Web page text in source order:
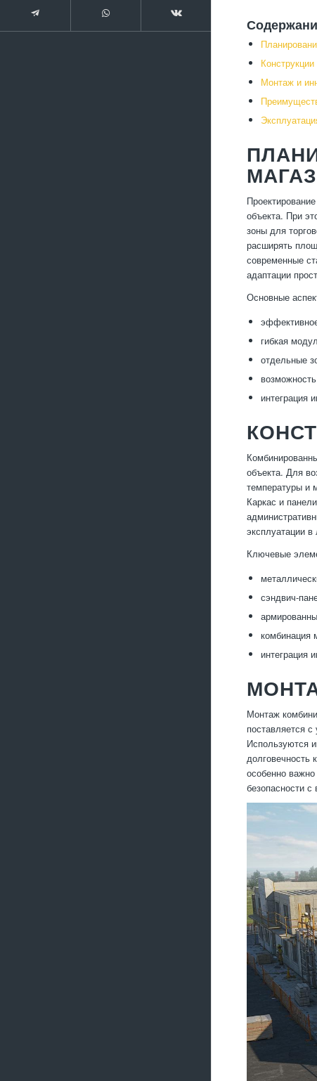
Монтаж и
объекта. При
зоны для
расширять
современные
адаптации
Основные
гибкая
отдельные
интеграция
объекта. Для
температуры и
Каркас и
эксплуатации
Ключевые
сэндвич-
комбинация
интеграция
Монтаж
поставляется
Используются
долговечность
особенно
безопасности